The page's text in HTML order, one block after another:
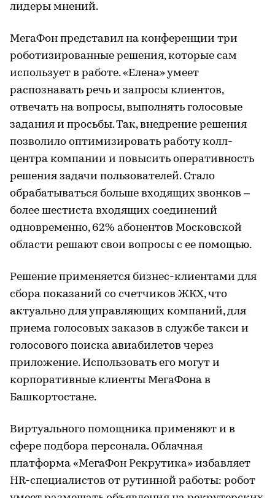
лидеры мнений.
МегаФон представил на конференции три
роботизированные решения, которые сам
использует в работе. «Елена» умеет
распознавать речь и запросы клиентов,
отвечать на вопросы, выполнять голосовые
задания и просьбы. Так, внедрение решения
позволило оптимизировать работу колл-
центра компании и повысить оперативность
решения задачи пользователей. Стало
обрабатываться больше входящих звонков –
более шестиста входящих соединений
одновременно, 62% абонентов Московской
области решают свои вопросы с ее помощью.
Решение применяется бизнес-клиентами для
сбора показаний со счетчиков ЖКХ, что
актуально для управляющих компаний, для
приема голосовых заказов в службе такси и
голосового поиска авиабилетов через
приложение. Использовать его могут и
корпоративные клиенты МегаФона в
Башкортостане.
Виртуального помощника применяют и в
сфере подбора персонала. Облачная
платформа «МегаФон Рекрутика» избавляет
HR-специалистов от рутинной работы: робот